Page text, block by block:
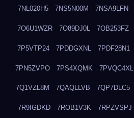
7NL020H5 7NS5N00M 7NSA9LFN
7O6U1WZR 7O89DJ0L 7OB253FZ
7P5VTP24 7PDDGXNL 7PDF28N1
7PN5ZVPO 7PS4XQMK 7PVQC4XL
7Q1VZL8M 7QAQLLVB 7QP7DLC5
7R9IGDKD 7ROB1V3K 7RPZVSPJ